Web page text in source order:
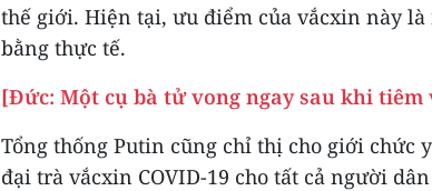
thế giới. Hiện tại, ưu điểm của vắcxin này
bằng thực tế.
[Đức: Một cụ bà tử vong ngay sau khi tiêm
Tổng thống Putin cũng chỉ thị cho giới chức
đại trà vắcxin COVID-19 cho tất cả người